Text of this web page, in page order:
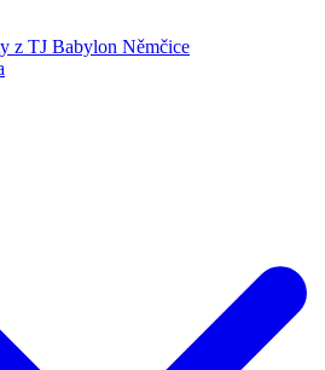
z TJ Babylon Němčice